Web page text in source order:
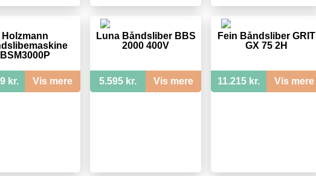
Holzmann
BSM3000P
kr. Vis mere
Luna Båndsliber BBS
2000 400V
5.595 kr. Vis mere
Fein Båndsliber GRIT
GX 75 2H
11.215 kr. Vis mere